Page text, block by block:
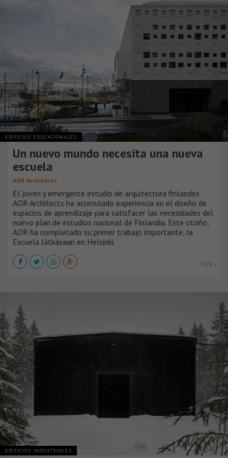
EDIFICIOS EDUCACIONALES
Un nuevo mundo necesita una nueva
escuela
AOR Architects
El joven y emergente estudio de arquitectura finlandés
AOR Architects ha acumulado experiencia en el diseño de
espacios de aprendizaje para satisfacer las necesidades del
nuevo plan de estudios nacional de Finlandia. Este otoño,
AOR ha completado su primer trabajo importante, la
Escuela Jätkäsaari en Helsinki.
VER +
EDIFICIOS INDUSTRIALES